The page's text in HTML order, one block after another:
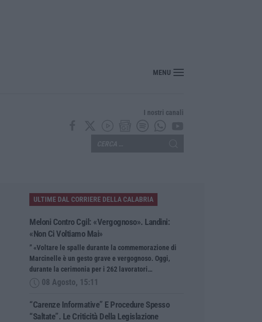
Travolge i ciclisti e poi torna indietro per investirli ancora: fermato
MENU
I nostri canali
ULTIME DAL CORRIERE DELLA CALABRIA
Meloni Contro Cgil: «Vergognoso». Landini:
«Non Ci Voltiamo Mai»
” «Voltare le spalle durante la commemorazione di
Marcinelle è un gesto grave e vergognoso. Oggi,
durante la cerimonia per i 262 lavoratori…
08 Agosto, 15:11
“Carenze Informative” E Procedure Spesso
“saltate”. Le Criticità Della Legislazione